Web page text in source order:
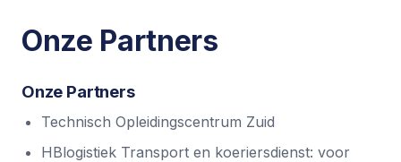
Onze Partners
Onze Partners
Technisch Opleidingscentrum Zuid
HBlogistiek Transport en koeriersdienst: voor